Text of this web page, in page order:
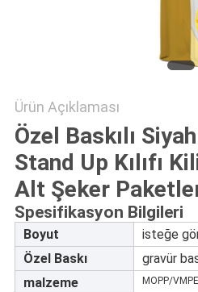
Ürün Açıklaması
Özel Baskılı
Stand Up Kılıfı
Alt Şeker
Spesifikasyon Bilgileri
Boyut
isteğe
Özel Baskı
gravür
malzeme
MOPP/